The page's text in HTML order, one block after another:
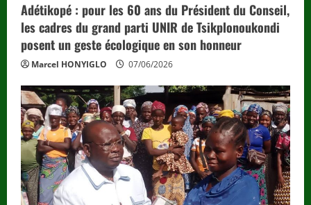
Adétikopé : pour les 60 ans du Président du Conseil,
les cadres du grand parti UNIR de Tsikplonoukondi
posent un geste écologique en son honneur
Marcel HONYIGLO 07/06/2026